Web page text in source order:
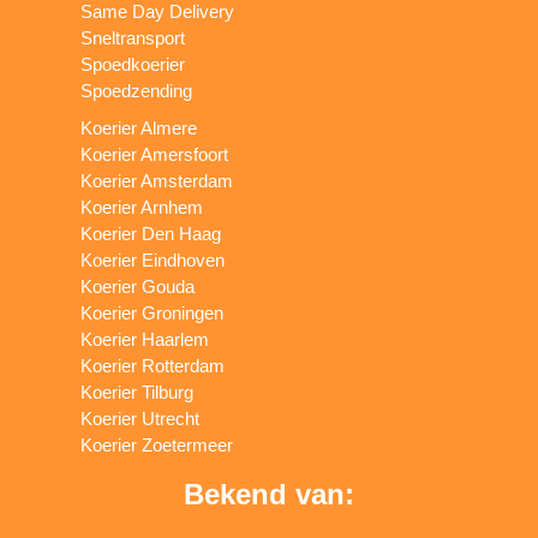
Same Day Delivery
Sneltransport
Spoedkoerier
Spoedzending
Koerier Almere
Koerier Amersfoort
Koerier Amsterdam
Koerier Arnhem
Koerier Den Haag
Koerier Eindhoven
Koerier Gouda
Koerier Groningen
Koerier Haarlem
Koerier Rotterdam
Koerier Tilburg
Koerier Utrecht
Koerier Zoetermeer
Bekend van: